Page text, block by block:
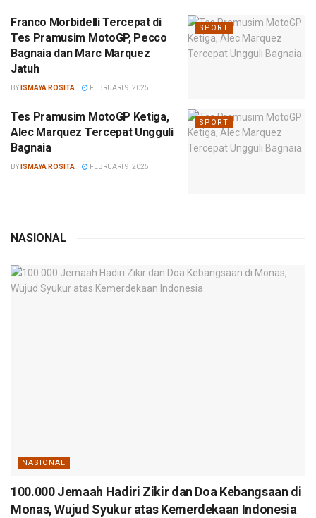
SPORT
Franco Morbidelli Tercepat di
Tes Pramusim MotoGP, Pecco
Bagnaia dan Marc Marquez
Jatuh
BY ISMAYA ROSITA FEBRUARI 9, 2025
SPORT
Tes Pramusim MotoGP Ketiga,
Alec Marquez Tercepat Ungguli
Bagnaia
BY ISMAYA ROSITA FEBRUARI 9, 2025
NASIONAL
NASIONAL
100.000 Jemaah Hadiri Zikir dan Doa Kebangsaan di
Monas, Wujud Syukur atas Kemerdekaan Indonesia